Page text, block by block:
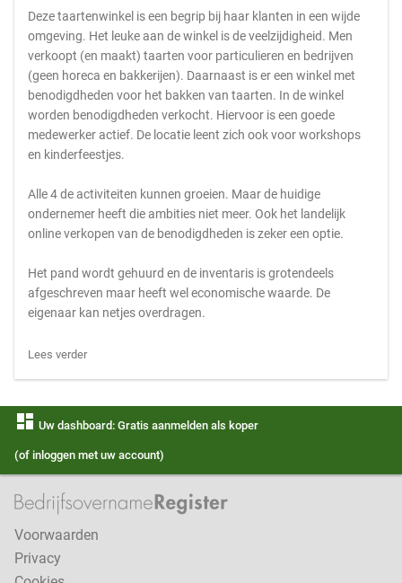
Deze taartenwinkel is een begrip bij haar klanten in een wijde
omgeving. Het leuke aan de winkel is de veelzijdigheid. Men
verkoopt (en maakt) taarten voor particulieren en bedrijven
(geen horeca en bakkerijen). Daarnaast is er een winkel met
benodigdheden voor het bakken van taarten. In de winkel
worden benodigdheden verkocht. Hiervoor is een goede
medewerker actief. De locatie leent zich ook voor workshops
en kinderfeestjes.
Alle 4 de activiteiten kunnen groeien. Maar de huidige
ondernemer heeft die ambities niet meer. Ook het landelijk
online verkopen van de benodigdheden is zeker een optie.
Het pand wordt gehuurd en de inventaris is grotendeels
afgeschreven maar heeft wel economische waarde. De
eigenaar kan netjes overdragen.
Lees verder
dashboard Uw dashboard: Gratis aanmelden als koper
(of inloggen met uw account)
Voorwaarden
Privacy